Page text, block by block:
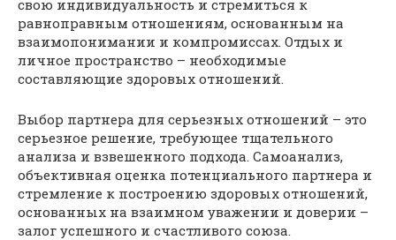
свою индивидуальность и стремиться к
равноправным отношениям, основанным на
взаимопонимании и компромиссах. Отдых и
личное пространство – необходимые
составляющие здоровых отношений.
Выбор партнера для серьезных отношений – это
серьезное решение, требующее тщательного
анализа и взвешенного подхода. Самоанализ,
объективная оценка потенциального партнера и
стремление к построению здоровых отношений,
основанных на взаимном уважении и доверии –
залог успешного и счастливого союза.